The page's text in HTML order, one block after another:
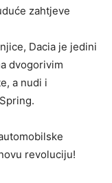
zahtjeve
Dacia je jedini
dvogorivim
a nudi i
revoluciju!